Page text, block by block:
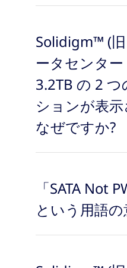
Solidigm™ (
ータセンタ
3.2TB の 2 つ
ションが表
なぜですか?
「SATA Not
という用語